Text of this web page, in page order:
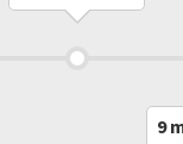
9